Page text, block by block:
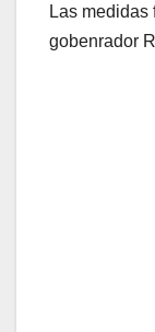
Las
gobenrador